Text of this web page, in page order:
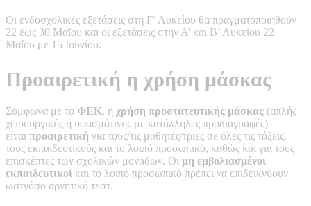
Οι ενδοσχολικές εξετάσεις στη Γ’ Λυκείου θα πραγματοποιηθούν
22 έως 30 Μαΐου και οι εξετάσεις στην Α’ και Β’ Λυκείου 22
Μαΐου με 15 Ιουνίου.
Προαιρετική η χρήση μάσκας
Σύμφωνα με το ΦΕΚ, η χρήση προστατευτικής μάσκας (απλής
χειρουργικής ή υφασμάτινης με κατάλληλες προδιαγραφές)
είναι προαιρετική για τους/τις μαθητές/τριες σε όλες τις τάξεις,
τους εκπαιδευτικούς και το λοιπό προσωπικό, καθώς και για τους
επισκέπτες των σχολικών μονάδων. Οι μη εμβολιασμένοι
εκπαιδευτικοί και το λοιπό προσωπικό πρέπει να επιδεικνύουν
ωστγόσο αρνητικό τεστ.